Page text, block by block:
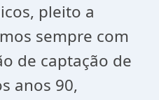
pleito a
sempre com
de captação de
anos 90,